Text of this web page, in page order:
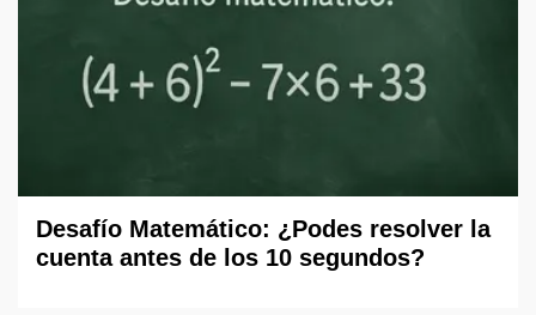
Desafío Matemático: ¿Podes resolver la
cuenta antes de los 10 segundos?